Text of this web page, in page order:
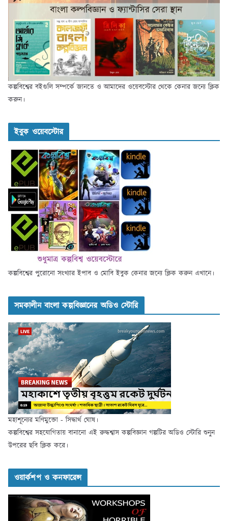
কল্পবিশ্বের বইগুলি সম্পর্কে জানতে ও আমাদের ওয়েবস্টোর থেকে কেনার জন্যে ক্লিক
করুন।
ইবুক ওয়েবস্টোর
কল্পবিশ্বের পুরোনো সংখ্যার ইপাব ও মোবি ইবুক কেনার জন্যে ক্লিক করুন এখানে।
সমকালীন বাংলা কল্পবিজ্ঞানের অডিও স্টোরি
মহাশূন্যের মণিমুক্তো - সিদ্ধার্থ ঘোষ।
কল্পবিশ্বের সহযোগিতায় বানানো এই রুদ্ধশ্বাস কল্পবিজ্ঞান গল্পটির অডিও স্টোরি শুনুন
উপরের ছবি ক্লিক করে।
ওয়ার্কশপ ও কনফারেন্স